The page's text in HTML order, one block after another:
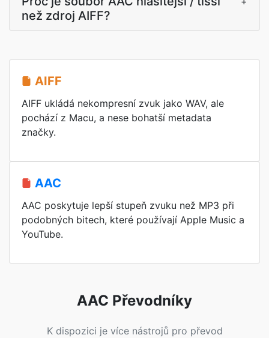
než zdroj AIFF?
AIFF
AIFF ukládá nekompresní zvuk jako WAV, ale
pochází z Macu, a nese bohatší metadata
značky.
AAC
AAC poskytuje lepší stupeň zvuku než MP3 při
podobných bitech, které používají Apple Music a
YouTube.
AAC Převodníky
K dispozici je více nástrojů pro převod